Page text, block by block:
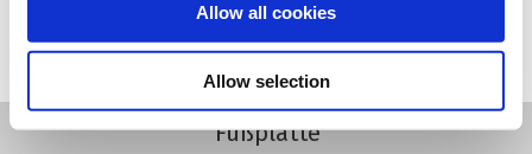
Allow all cookies
Allow selection
DETAILS
Fußplatte